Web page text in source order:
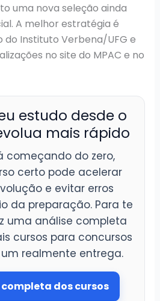
uma nova seleção ainda
A melhor estratégia é
Instituto Verbena/UFG e
no site do MPAC e no
estudo desde o
mais rápido
começando do zero,
certo pode acelerar
e evitar erros
da preparação. Para te
uma análise completa
cursos para concursos
realmente entrega.
dos cursos